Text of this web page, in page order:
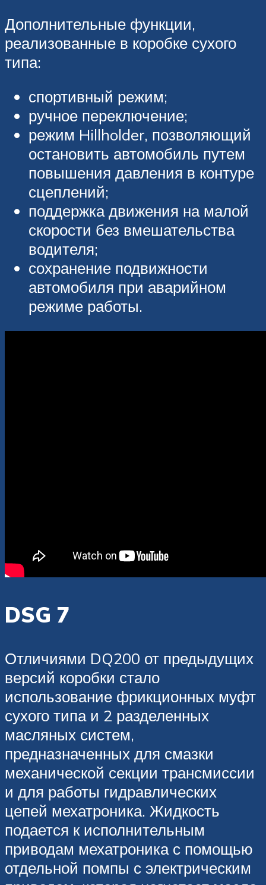
Дополнительные функции,
реализованные в коробке сухого
типа:
спортивный режим;
ручное переключение;
режим Hillholder, позволяющий
остановить автомобиль путем
повышения давления в контуре
сцеплений;
поддержка движения на малой
скорости без вмешательства
водителя;
сохранение подвижности
автомобиля при аварийном
режиме работы.
DSG 7
Отличиями DQ200 от предыдущих
версий коробки стало
использование фрикционных муфт
сухого типа и 2 разделенных
масляных систем,
предназначенных для смазки
механической секции трансмиссии
и для работы гидравлических
цепей мехатроника. Жидкость
подается к исполнительным
приводам мехатроника с помощью
отдельной помпы с электрическим